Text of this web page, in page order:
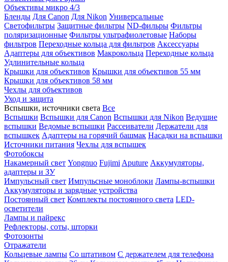
Объективы микро 4/3
Бленды Для Canon Для Nikon Универсальные
Светофильтры Защитные фильтры ND-фильры Фильтры
поляризационные Фильтры ультрафиолетовые Наборы
фильтров Переходные кольца для фильтров Аксессуары
Адаптеры для объективов Макрокольца Переходные кольца
Удлинительные кольца
Крышки для объективов Крышки для объективов 55 мм
Крышки для объективов 58 мм
Чехлы для объективов
Уход и защита
Вспышки, источники света Все
Вспышки Вспышки для Canon Вспышки для Nikon Ведущие
вспышки Ведомые вспышки Рассеиватели Держатели для
вспышкек Адаптеры на горячий башмак Насадки на вспышки
Источники питания Чехлы для вспышек
Фотобоксы
Накамерный свет Yongnuo Fujimi Aputure Аккумуляторы,
адаптеры и ЗУ
Импульсный свет Импульсные моноблоки Лампы-вспышки
Аккумуляторы и зарядные устройства
Постоянный свет Комплекты постоянного света LED-
осветители
Лампы и пайрекс
Рефлекторы, соты, шторки
Фотозонты
Отражатели
Кольцевые лампы Со штативом С держателем для телефона